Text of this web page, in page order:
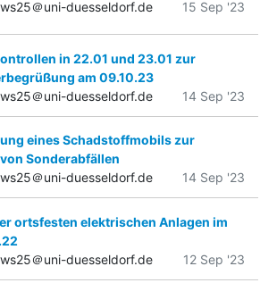
＠uni-duesseldorf.de
15 Sep '23
in 22.01 und 23.01 zur
am 09.10.23
＠uni-duesseldorf.de
14 Sep '23
eines Schadstoffmobils zur
Sonderabfällen
＠uni-duesseldorf.de
14 Sep '23
ortsfesten elektrischen Anlagen im
＠uni-duesseldorf.de
12 Sep '23